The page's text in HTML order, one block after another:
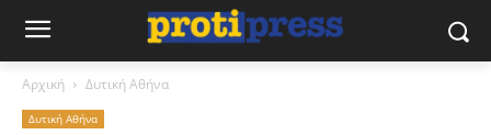
Αρχική Δυτική Αθήνα
Δυτική Αθήνα